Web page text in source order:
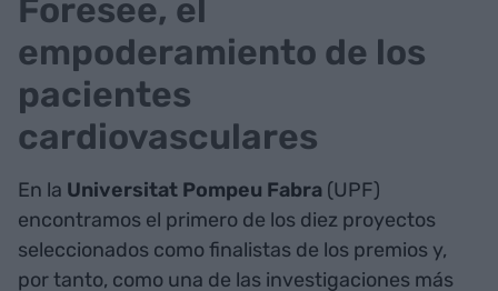
Foresee, el
empoderamiento de los
pacientes
cardiovasculares
En la Universitat Pompeu Fabra (UPF)
encontramos el primero de los diez proyectos
seleccionados como finalistas de los premios y,
por tanto, como una de las investigaciones más